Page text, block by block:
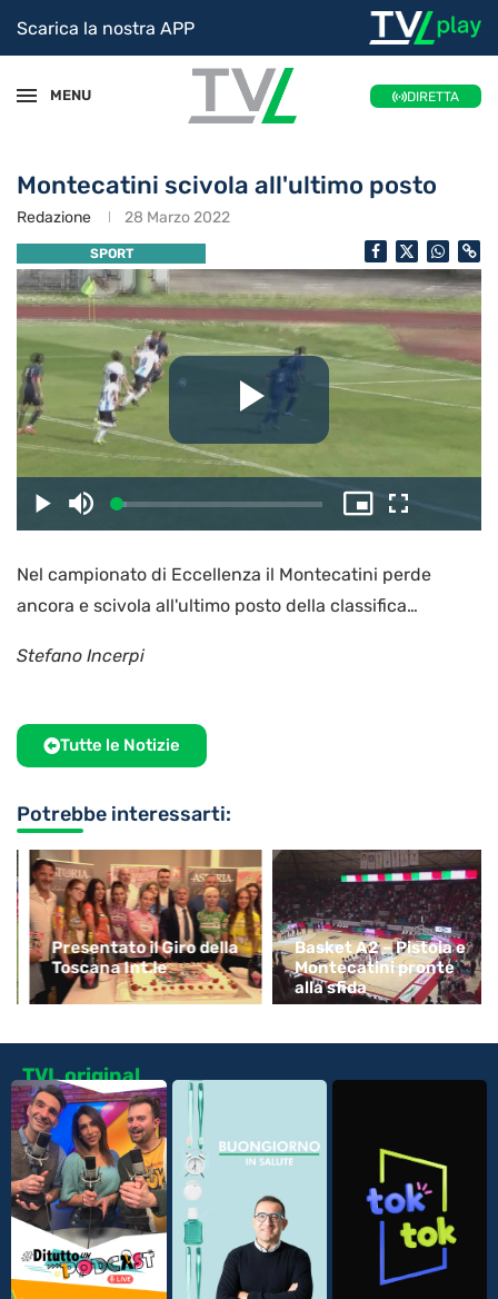
Scarica la nostra APP
MENU DIRETTA
Montecatini scivola all'ultimo posto
Redazione 28 Marzo 2022
SPORT
il
video
PlayDisattiva
l’audio
Caricato:
4.77%
Picture-
in-
Schermo
intero
Nel campionato di Eccellenza il Montecatini perde
ancora e scivola all'ultimo posto della classifica…
Stefano Incerpi
Tutte le Notizie
Potrebbe interessarti:
Presentato il Giro della
Toscana Int.le
Basket A2 – Pistoia e
Montecatini pronte
alla sfida
TVL original